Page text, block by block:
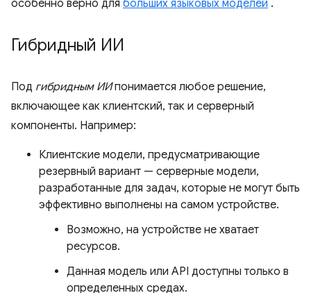
особенно верно для больших языковых моделей .
Гибридный ИИ
Под гибридным ИИпонимается любое решение,
включающее как клиентский, так и серверный
компоненты. Например:
Клиентские модели, предусматривающие
резервный вариант — серверные модели,
разработанные для задач, которые не могут быть
эффективно выполнены на самом устройстве.
Возможно, на устройстве не хватает
ресурсов.
Данная модель или API доступны только в
определенных средах.